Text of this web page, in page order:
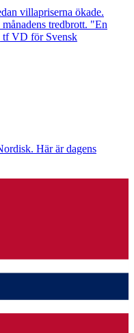
villapriserna ökade.
tredbrott. "En
tf VD för Svensk
Här är dagens